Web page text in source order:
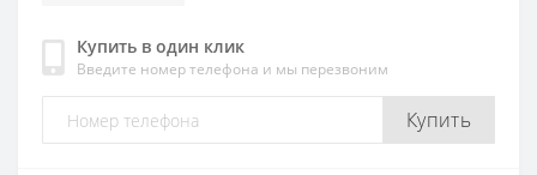
Купить в один клик
Введите номер телефона и мы перезвоним
Купить